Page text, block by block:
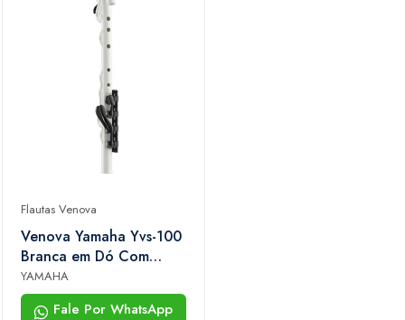
Flautas Venova
Venova Yamaha Yvs-100
Branca em Dó Com
Estojo e Som Tipo
Saxofone
YAMAHA
Fale Por WhatsApp